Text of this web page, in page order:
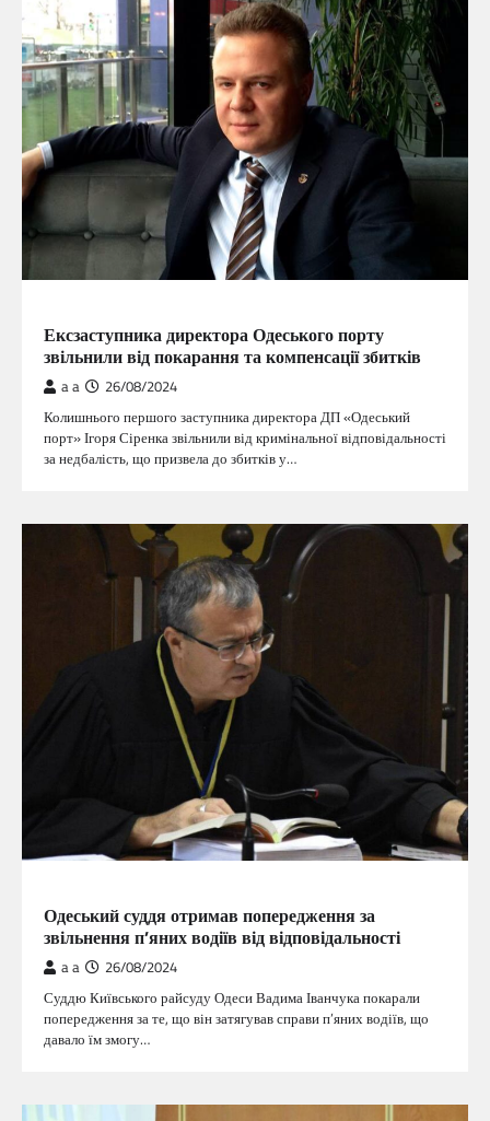
Ексзаступника директора Одеського порту
звільнили від покарання та компенсації збитків
a a 26/08/2024
Колишнього першого заступника директора ДП «Одеський
порт» Ігоря Сіренка звільнили від кримінальної відповідальності
за недбалість, що призвела до збитків у…
Одеський суддя отримав попередження за
звільнення п’яних водіїв від відповідальності
a a 26/08/2024
Суддю Київського райсуду Одеси Вадима Іванчука покарали
попередження за те, що він затягував справи п’яних водіїв, що
давало їм змогу…